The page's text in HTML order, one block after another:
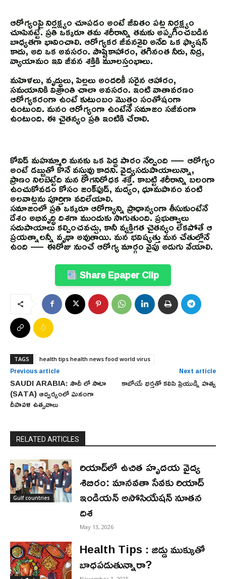
ఆరోగ్యంపై నిర్లక్ష్యం చూపడం అంటే జీవితం పట్ల నిర్లక్ష్యం
చూపినట్టే. ప్రతి ఒక్కరూ తమ శరీరాన్ని తమకు అప్పగించబడిన
బాధ్యతగా భావించాలి. ఆరోగ్యకర జీవనశైలి అనేది ఒక ఫ్యాషన్‌
కాదు, అది ఒక అవసరం. పౌష్టికాహారం, తగినంత నీరు, నిద్ర,
వ్యాయామం ఇవి జీవన శక్తికి మూలస్తంభాలు.
మహిళలు, వృద్ధులు, పిల్లలు అందరికీ సరైన ఆహారం,
సమయానికి విశ్రాంతి చాలా అవసరం. ఇంటి వాతావరణం
ఆరోగ్యకరంగా ఉంటే కుటుంబం మొత్తం సంతోషంగా
ఉంటుంది. మనం ఆరోగ్యంగా ఉంటేనే సమాజం సజీవంగా
ఉంటుంది. ఈ చైతన్యం ప్రతి ఇంటికి చేరాలి.
కోవిడ్‌ మహమ్మారి మనకు ఒక పెద్ద పాఠం నేర్పింది — ఆరోగ్యం
అంటే డబ్బుతో కొనే వస్తువు కాదని. వైద్యసదుపాయాలున్నా,
ప్రాణం నిలబెట్టేది మన రోగనిరోధక శక్తే. కాబట్టి శరీరాన్ని బలంగా
ఉంచుకోవడం కోసం జంక్‌ఫుడ్‌, మద్యం, ధూమపానం వంటి
అలవాట్లను పూర్తిగా వదిలేయాలి.
సమాజంలో ప్రతి ఒక్కరూ ఆరోగ్యాన్ని ప్రాధాన్యంగా తీసుకుంటేనే
దేశం అభివృద్ధి దిశగా ముందుకు సాగుతుంది. ప్రభుత్వాలు
సదుపాయాలు కల్పించవచ్చు, కానీ వ్యక్తిగత చైతన్యం లేకపోతే ఆ
ప్రయత్నాలన్నీ వృథా అవుతాయి. మన భవిష్యత్తు మన చేతుల్లోనే
ఉంది — ఈరోజు నుంచే ఆరోగ్య మార్గం వైపు అడుగు వేయాలి.
Share Epaper Clip
TAGS health tips health news food world virus
Previous article
SAUDI ARABIA: సౌదీ లో సాటా
(SATA) ఆద్వర్యంలో ఘనంగా
దీపావళి ఉత్సవాలు
Next article
కాబోయే భర్తతో కలిసి ప్రియుడ్ని హత్య
RELATED ARTICLES
Gulf countries
రియాద్‌లో ఉచిత హృదయ వైద్య
శిబిరం: మానవతా సేవకు రియాద్
ఇండియన్ అసోసియేషన్ నూతన
దిశ
May 13, 2026
Health Tips : జిడ్డు ముక్కుతో
బాధపడుతున్నారా?